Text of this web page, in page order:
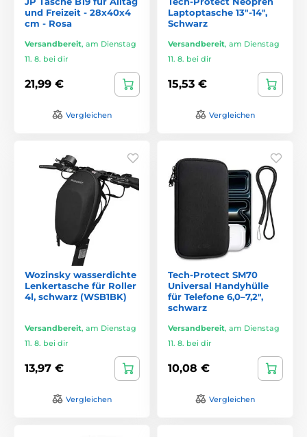
und Freizeit - 28x40x4
cm - Rosa
Versandbereit, am Dienstag
11. 8. bei dir
21,99 €
Vergleichen
Laptoptasche 13"-14",
Schwarz
Versandbereit, am Dienstag
11. 8. bei dir
15,53 €
Vergleichen
Wozinsky wasserdichte
Lenkertasche für Roller
4l, schwarz (WSB1BK)
Versandbereit, am Dienstag
11. 8. bei dir
13,97 €
Vergleichen
Tech-Protect SM70
Universal Handyhülle
für Telefone 6,0–7,2″,
schwarz
Versandbereit, am Dienstag
11. 8. bei dir
10,08 €
Vergleichen